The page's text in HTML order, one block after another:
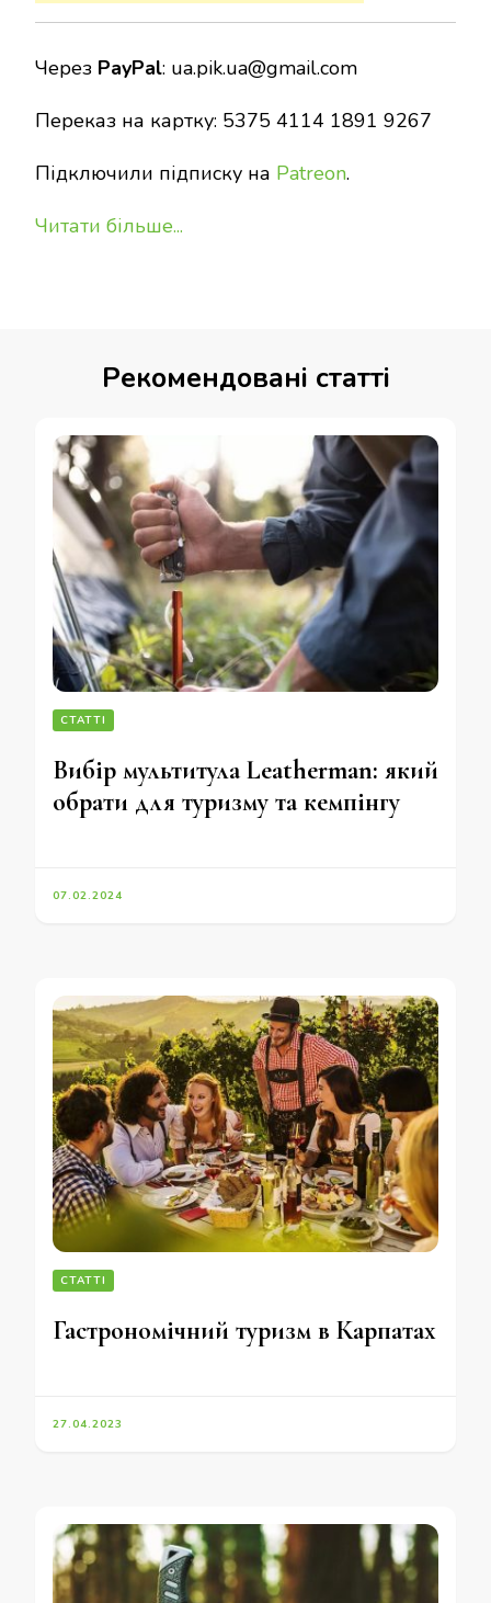
Через PayPal: ua.pik.ua@gmail.com
Переказ на картку: 5375 4114 1891 9267
Підключили підписку на Patreon.
Читати більше...
Рекомендовані статті
СТАТТІ
Вибір мультитула Leatherman: який
обрати для туризму та кемпінгу
07.02.2024
СТАТТІ
Гастрономічний туризм в Карпатах
27.04.2023